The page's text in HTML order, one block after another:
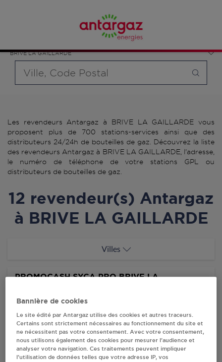
BRIVE LA GAILLARDE
bouteille souhaité et le type de point de vente (revendeur /
distributeur automatique de bouteilles de gaz ou station GPL
carburant)
Les revendeurs Antargaz à BRIVE LA GAILLARDE vous
proposent plus de 700 stations-services ainsi que des
distributeurs 24/24h de bouteilles de gaz. Découvrez la liste
des revendeurs Antargaz à BRIVE LA GAILLARDE, l'adresse,
le numéro de téléphone de votre stations GPL ou
distributeurs de bouteilles de gaz.
12 revendeur(s) Antargaz
à BRIVE LA GAILLARDE
Villes
PROMOCASH SYCA PRO BRIVE LA
ZAC DU MAZAUD
19100 BRIVE LA GAILLARDE
S'Y RENDRE
Bannière de cookies
Le site édité par Antargaz utilise des cookies et autres traceurs.
Certains sont strictement nécessaires au fonctionnement du site et
ne nécessitent pas votre consentement. Avec votre consentement,
nous utilisons également des cookies pour mesurer l’audience et
analyser votre navigation. Ces traitements peuvent impliquer
l’utilisation de données telles que votre adresse IP, vos